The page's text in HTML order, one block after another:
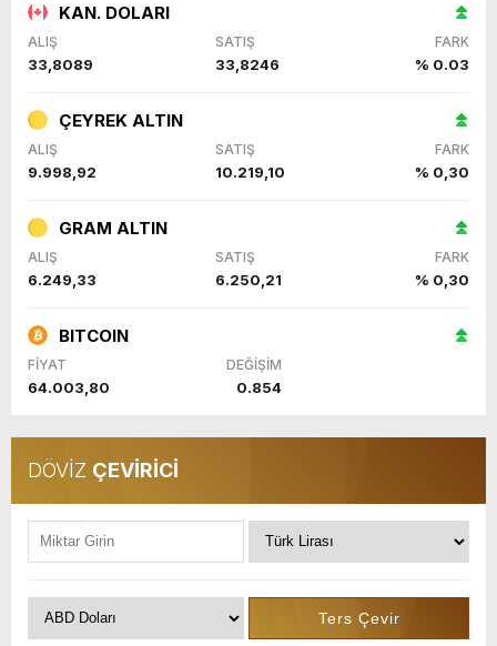
KAN. DOLARI
ALIŞ SATIŞ FARK
33,8089 33,8246 % 0.03
ÇEYREK ALTIN
ALIŞ SATIŞ FARK
9.998,92 10.219,10 % 0,30
GRAM ALTIN
ALIŞ SATIŞ FARK
6.249,33 6.250,21 % 0,30
BITCOIN
FİYAT DEĞİŞİM
64.003,80 0.854
DÖVİZ ÇEVİRİCİ